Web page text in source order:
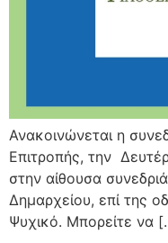
Ανακοινώνεται η
Επιτροπής, την
στην αίθουσα
Δημαρχείου, επί της
Ψυχικό. Μπορείτε να